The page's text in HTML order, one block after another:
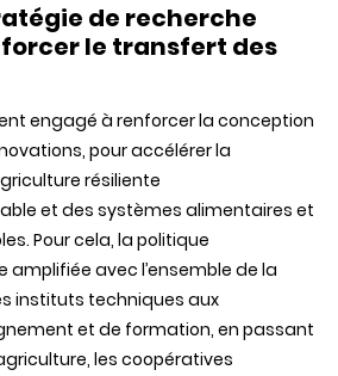
de recherche
le transfert des
engagé à renforcer la conception
pour accélérer la
résiliente
et des systèmes alimentaires et
Pour cela, la politique
avec l’ensemble de la
instituts techniques aux
et de formation, en passant
les coopératives